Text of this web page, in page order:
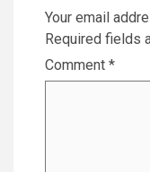
Your email
Required fields
Comment *